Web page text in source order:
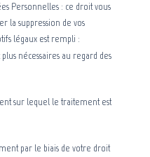
Personnelles : ce droit vous
la suppression de vos
légaux est rempli :
nécessaires au regard des
sur lequel le traitement est
par le biais de votre droit